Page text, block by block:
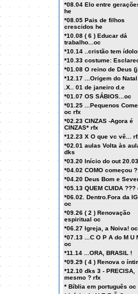
*08.04 Elo entre
he
*08.05 Pais de filhos
crescidos he
*10.08 ( 6 ) Educar dá
trabalho...oc
*10.14 ..cristão tem
*10.33 costume:
*01.08 O reino de Deus
*12.17 ...Origem do Natal
.X.. 01 de janeiro d.e
*01.07 OS SÁBIOS...oc
*01.25 ...Pequenos
oc rfx
*02.23 CINZAS -Agora é
CINZAS* rfx
*12.23 X O que vc vê...
*02.01 aulas Volta às
dks
*03.20 Início do out
*04.02 COMO começou
*04.20 Deus Bom e
*05.13 QUEM CUIDA ???
*06.02. Dentro.Fora da
oc
*09.26 ( 2 ) Renovação
espiritual oc
*06.27 Igreja, a Noiva! oc
*07.13 ...C O P A do M U
oc
*11.14 ...ORA, BRASIL !
*09.29 ( 4 ) Renova o
*12.10 dks 3 - PRECISA,
mesmo ? rfx
* Bíblia em português oc